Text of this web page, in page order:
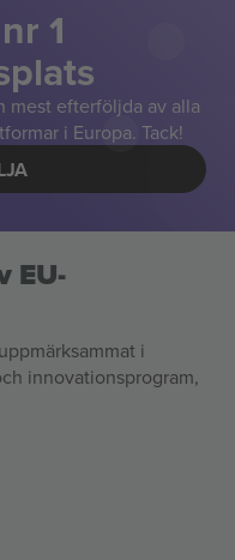
1
mest efterföljda av alla
i Europa. Tack!
EU-
i
innovationsprogram,